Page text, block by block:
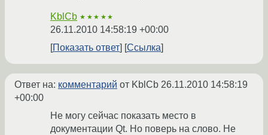
KblCb ★★★★★
26.11.2010 14:58:19 +00:00
Показать ответ
Ссылка
Ответ на: комментарий от KblCb 26.11.2010 14:58:19
+00:00
Не могу сейчас показать место в
документации Qt. Но поверь на слово. Не